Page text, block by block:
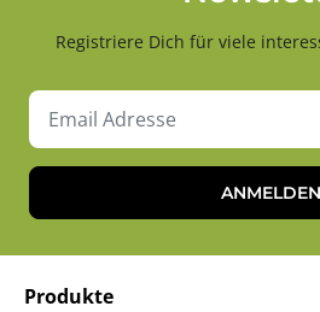
Registriere Dich für viele
ANMELDEN
Produkte